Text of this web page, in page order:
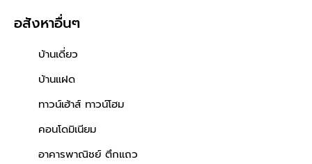
อสังหาอื่นๆ
บ้านเดี่ยว
บ้านแฝด
ทาวน์เฮ้าส์ ทาวน์โฮม
คอนโดมิเนียม
อาคารพาณิชย์ ตึกแถว